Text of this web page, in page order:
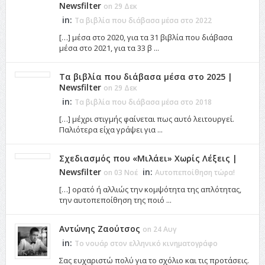
Newsfilter on 29 Δεκ
in: Τα βιβλία που διάβασα μέσα στο 2022
[…] μέσα στο 2020, για τα 31 βιβλία που διάβασα
μέσα στο 2021, για τα 33 β ...
Τα βιβλία που διάβασα μέσα στο 2025 |
Newsfilter on 29 Δεκ
in: Τα βιβλία που διάβασα μέσα στο 2018
[…] μέχρι στιγμής φαίνεται πως αυτό λειτουργεί.
Παλιότερα είχα γράψει για ...
Σχεδιασμός που «Μιλάει» Χωρίς Λέξεις |
Newsfilter on 03 Νοέ in: Αυτοπεποίθηση τώρα!
[…] ορατό ή αλλιώς την κομψότητα της απλότητας,
την αυτοπεποίθηση της ποιό ...
Αντώνης Ζαούτσος on 24 Αυγ
in: Το νουάρ στον ελληνικό κινηματογράφο
Σας ευχαριστώ πολύ για το σχόλιο και τις προτάσεις.